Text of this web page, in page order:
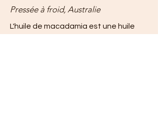
Pressée à froid, Australie
L'huile de macadamia est une huile